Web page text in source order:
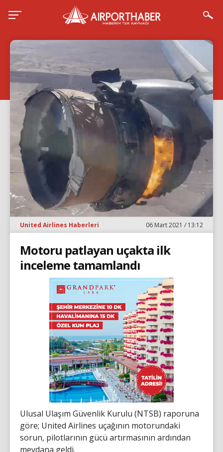
United Airlines Haberleri 06 Mart 2021 / 13:12
Motoru patlayan uçakta ilk
inceleme tamamlandı
Ulusal Ulaşım Güvenlik Kurulu (NTSB) raporuna
göre; United Airlines uçağının motorundaki
sorun, pilotlarının gücü artırmasının ardından
meydana geldi.